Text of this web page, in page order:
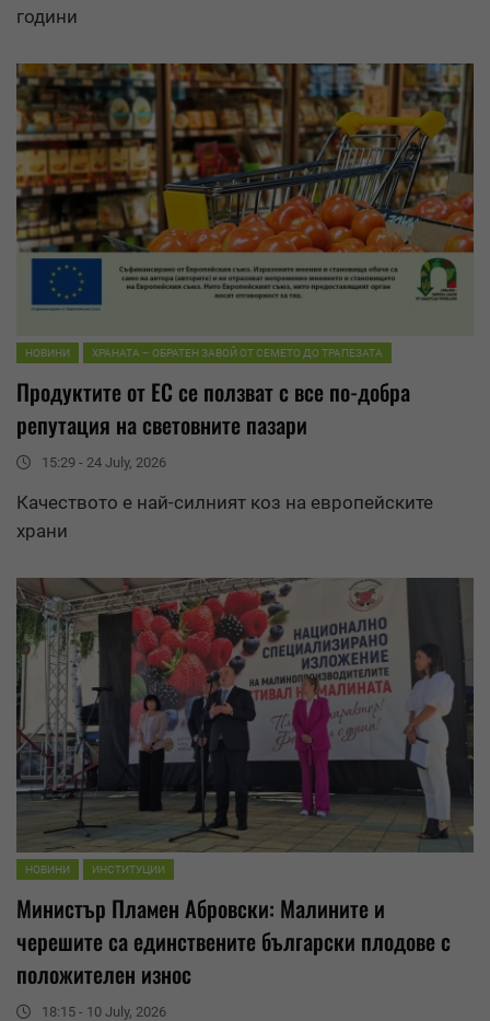
години
НОВИНИ ХРАНАТА – ОБРАТЕН ЗАВОЙ ОТ СЕМЕТО ДО ТРАПЕЗАТА
Продуктите от ЕС се ползват с все по-добра
репутация на световните пазари
15:29 - 24 July, 2026
Качеството е най-силният коз на европейските
храни
НОВИНИ ИНСТИТУЦИИ
Министър Пламен Абровски: Малините и
черешите са единствените български плодове с
положителен износ
18:15 - 10 July, 2026